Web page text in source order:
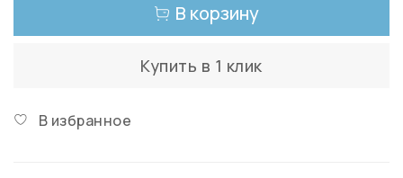
В корзину
Купить в 1 клик
В избранное